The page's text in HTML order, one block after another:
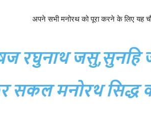
अपने सभी मनोरथ को पूरा करने के लिए यह